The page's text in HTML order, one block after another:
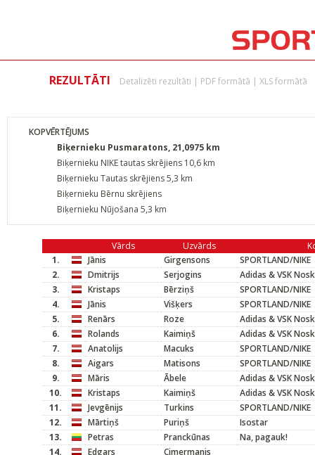
REZULTĀTI Detalizēti rezultāti | PDF formātā | XLS formātā
KOPVĒRTĒJUMS
Biķernieku Pusmaratons, 21,0975 km
Biķernieku NIKE tautas skrējiens 10,6 km
Biķernieku Tautas skrējiens 5,3 km
Biķernieku Bērnu skrējiens
Biķernieku Nūjošana 5,3 km
Vārds Uzvārds
1.
Jānis Girgensons
SPORTLAND/NIKE
2.
Dmitrijs Serjogins
Adidas & VSK
3.
Kristaps Bērziņš
SPORTLAND/NIKE
4.
Jānis Višķers
SPORTLAND/NIKE
5.
Renārs Roze
Adidas & VSK
6.
Rolands Kaimiņš
Adidas & VSK
7.
Anatolijs Macuks
SPORTLAND/NIKE
8.
Aigars Matisons
SPORTLAND/NIKE
9.
Māris Ābele
Adidas & VSK
10.
Kristaps Kaimiņš
Adidas & VSK
11.
Jevgēnijs Turkins
SPORTLAND/NIKE
12.
Mārtiņš Puriņš
Isostar
13.
Petras Pranckūnas
Na, pagauk!
14.
Edgars
Cimermanis